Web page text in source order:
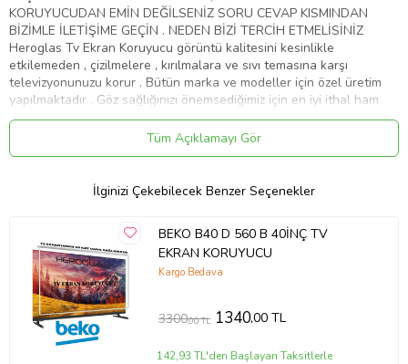
KORUYUCUDAN EMİN DEĞİLSENİZ SORU CEVAP KISMINDAN
BİZİMLE İLETİŞİME GEÇİN . NEDEN BİZİ TERCİH ETMELİSİNİZ
Heroglas Tv Ekran Koruyucu görüntü kalitesini kesinlikle
etkilemeden , çizilmelere , kırılmalara ve sıvı temasına karşı
televizyonunuzu korur . Bütün marka ve modeller için özel üretim
yapılmaktadır . Göz sağlığınızı önemsediğimiz için en iyi ithal ham
maddeyi kullanıyoruz .Ekranınızın yıllar sonra dahi ilk gün ki gibi
kalmasını sağlar Ürünlerimiz görüntü , solma ve sararma kaybına
karşı 10 yıl garanti kapsamındadır . Full HD 4K - 8K ve tüm TV' ler
%100 şeffaflığa sahiptir. Televizyon ekranından 10 kat daha
sağlamdır . Cam gibi keskin değildir.Size ve çoçuklarınıza zarar
Ürünümüzü televizyonunuza birebir ölçüde yaptığımız için ve
tamamen şeffaf bir görünüme sahip olduğu için farkedilmez. Nemli
ve yumuşak mikrofiber bez ile kolaylıkla silebilirsiniz . Montajı kolay
ve zahmetsizdir. Servis gerekmemektedir . Ürünümüz özel
ambalajında son derece korunaklı bir şekilde gelmektedir . ''
HEROGLAS EVİNİZDEKİ KAHRAMAN '' Whatsap iletişim hattı :
05533058368
Tüm Açıklamayı Gör
İlginizi Çekebilecek Benzer Seçenekler
BEKO B40 D 560 B 40İNÇ TV
EKRAN KORUYUCU
Kargo Bedava
3300,00 TL 1340,00 TL
142,93 TL'den Başlayan Taksitlerle